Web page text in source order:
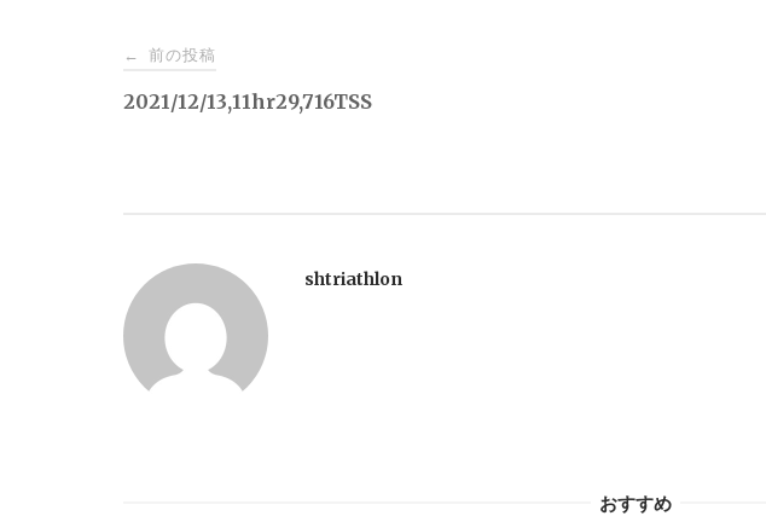
投
稿
ゲ
ー
← 前の投稿
2021/12/13,11hr29,716TSS
shtriathlon
おすすめ